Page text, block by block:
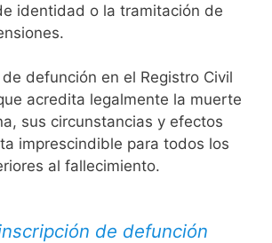
identidad o la tramitación de
defunción en el Registro Civil
acredita legalmente la muerte
sus circunstancias y efectos
imprescindible para todos los
al fallecimiento.
de defunción